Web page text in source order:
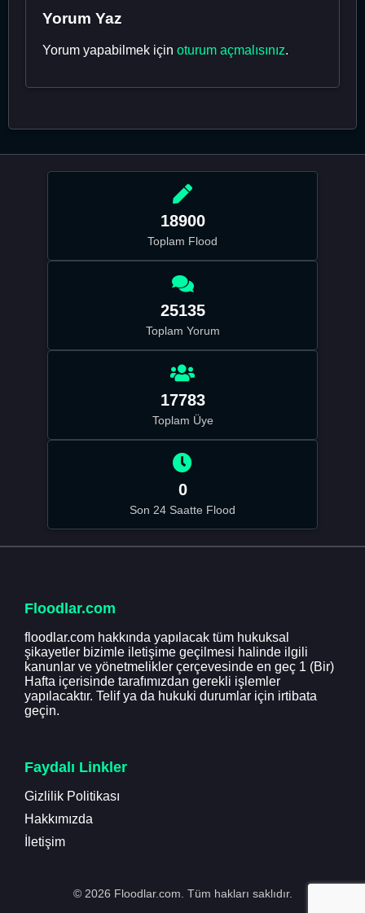
Yorum Yaz
Yorum yapabilmek için oturum açmalısınız.
18900
Toplam Flood
25135
Toplam Yorum
17783
Toplam Üye
0
Son 24 Saatte Flood
Floodlar.com
floodlar.com hakkında yapılacak tüm hukuksal
şikayetler bizimle iletişime geçilmesi halinde ilgili
kanunlar ve yönetmelikler çerçevesinde en geç 1 (Bir)
Hafta içerisinde tarafımızdan gerekli işlemler
yapılacaktır. Telif ya da hukuki durumlar için irtibata
geçin.
Faydalı Linkler
Gizlilik Politikası
Hakkımızda
İletişim
© 2026 Floodlar.com. Tüm hakları saklıdır.